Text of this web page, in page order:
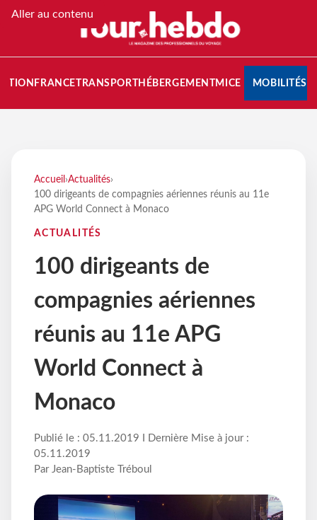
Aller au contenu
FRANCETRANSPORT HÉBERGEMENTMICE MOBILITÉS
Accueil ›Actualités›
100 dirigeants de compagnies aériennes réunis au 11e
APG World Connect à Monaco
ACTUALITÉS
100 dirigeants de
compagnies aériennes
réunis au 11e APG
World Connect à
Monaco
Publié le : 05.11.2019 I Dernière Mise à jour :
05.11.2019
Par Jean-Baptiste Tréboul